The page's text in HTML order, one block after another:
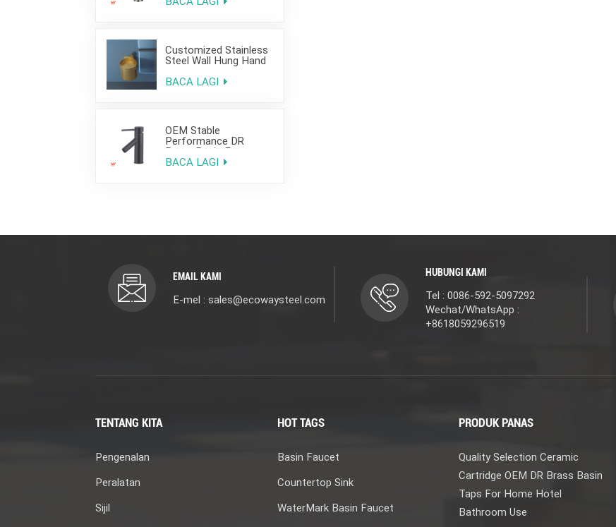
Customized Stainless
Steel Wall Hung Hand
Bathroom
BACA LAGI
OEM Stable
Performance DR
Brass Basin Faucet
For Home Hotel Grade
BACA LAGI
EMAIL KAMI
E-mel : sales@ecowaysteel.com
HUBUNGI KAMI
Tel : 0086-592-5097292
Wechat/WhatsApp :
+8618059296519
TENTANG KITA
Pengenalan
Peralatan
Sijil
HOT TAGS
Basin Faucet
Countertop Sink
WaterMark Basin Faucet
PRODUK PANAS
Quality Selection Ceramic
Cartridge OEM DR Brass Basin
Taps For Home Hotel
Bathroom Use